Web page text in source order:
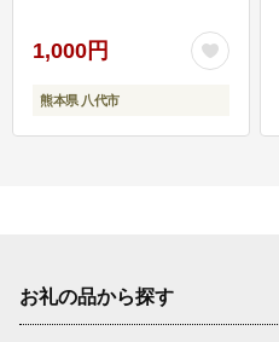
1,000円
熊本県 八代市
お礼の品から探す